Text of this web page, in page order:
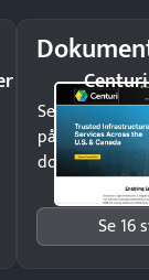
Centuri
Send
på minutter
dokumenter.
Se 16